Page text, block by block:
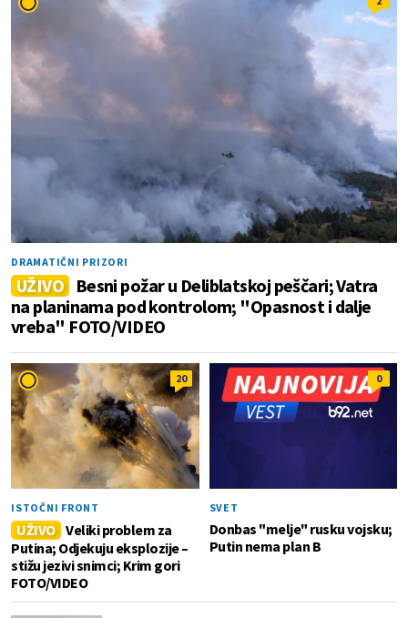
DRAMATIČNI PRIZORI
UŽIVO Besni požar u Deliblatskoj peščari; Vatra
na planinama pod kontrolom; "Opasnost i dalje
vreba" FOTO/VIDEO
20
ISTOČNI FRONT
UŽIVO Veliki problem za
Putina; Odjekuju eksplozije –
stižu jezivi snimci; Krim gori
FOTO/VIDEO
0
SVET
Donbas "melje" rusku vojsku;
Putin nema plan B